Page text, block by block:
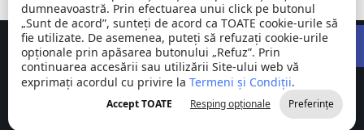
Comuna
Stejaru |
județul Tulcea
©
2026
Toate
drepturile
rezervate
Concept realizat deBig Media Relații Publice SRL
dumneavoastră. Prin efectuarea unui click pe butonul
„Sunt de acord”, sunteți de acord ca TOATE cookie-urile să
fie utilizate. De asemenea, puteți să refuzați cookie-urile
opționale prin apăsarea butonului „Refuz”. Prin
continuarea accesării sau utilizării Site-ului web vă
exprimați acordul cu privire la Termeni și Condiții.
Accept TOATE Resping opționale Preferințe